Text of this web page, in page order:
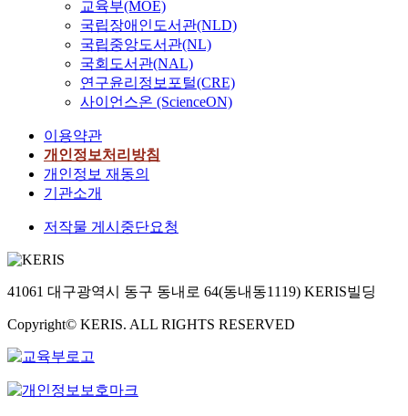
교육부(MOE)
국립장애인도서관(NLD)
국립중앙도서관(NL)
국회도서관(NAL)
연구윤리정보포털(CRE)
사이언스온 (ScienceON)
이용약관
개인정보처리방침
개인정보 재동의
기관소개
저작물 게시중단요청
41061 대구광역시 동구 동내로 64(동내동1119) KERIS빌딩
Copyright© KERIS. ALL RIGHTS RESERVED